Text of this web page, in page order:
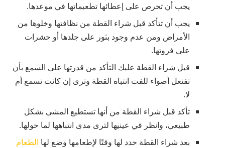
يجب أن تحرص على إعطائها تطعيماتها في موعدها.
يجب أن تتأكد قبل شراء القطة من نظافتها وخلوها من
الأمراض ومن عدم وجود بثور على جلدها أو حشرات
على فروتها.
قبل شراء القطة عليك التأكد من قدرتها على السمع بأن
تفتعل أصواء للفت انتباه القطة وترى إن كانت تسمع أم
لا.
تأكد قبل شراء القطة من أنها تستطيع المشي بشكل
طبيعي، وانظر في عينيها لترى مدى انتباهها لما حولها.
بعد شراء القطة حدد لها وقتًا لإطعامها وضع لها الطعام